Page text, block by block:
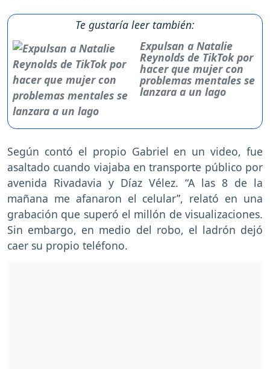
Te gustaría leer también:
Expulsan a Natalie
Reynolds de TikTok por
hacer que mujer con
problemas mentales se
lanzara a un lago
Según contó el propio Gabriel en un video, fue
asaltado cuando viajaba en transporte público por
avenida Rivadavia y Díaz Vélez. “A las 8 de la
mañana me afanaron el celular”, relató en una
grabación que superó el millón de visualizaciones.
Sin embargo, en medio del robo, el ladrón dejó
caer su propio teléfono.